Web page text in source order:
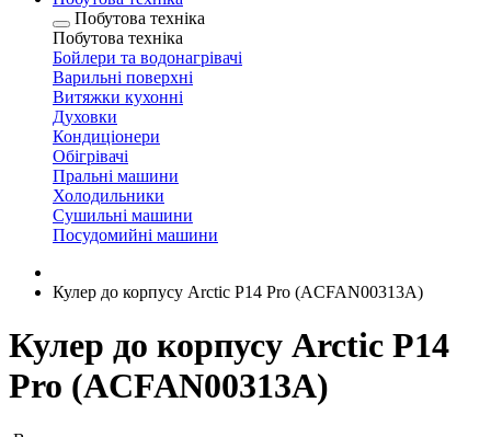
Побутова техніка
Побутова техніка
Бойлери та водонагрівачі
Варильні поверхні
Витяжки кухонні
Духовки
Кондиціонери
Обігрівачі
Пральні машини
Холодильники
Сушильні машини
Посудомийні машини
Кулер до корпусу Arctic P14 Pro (ACFAN00313A)
Кулер до корпусу Arctic P14
Pro (ACFAN00313A)